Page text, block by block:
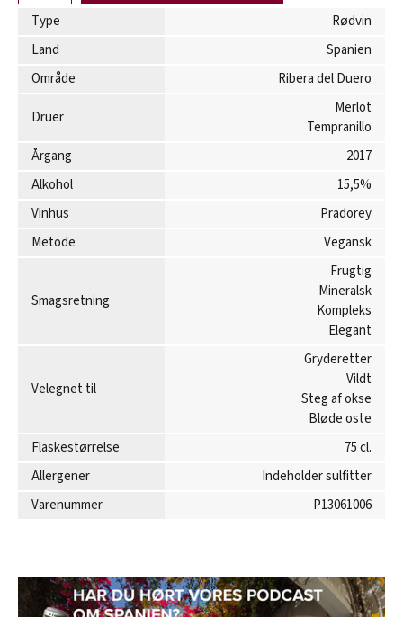
Type
Rødvin
Land
Spanien
Område
Ribera del Duero
Druer
Merlot
Tempranillo
Årgang
2017
Alkohol
15,5%
Vinhus
Pradorey
Metode
Vegansk
Smagsretning
Frugtig
Mineralsk
Kompleks
Elegant
Velegnet til
Gryderetter
Vildt
Steg af okse
Bløde oste
Flaskestørrelse
75 cl.
Allergener
Indeholder sulfitter
Varenummer
P13061006